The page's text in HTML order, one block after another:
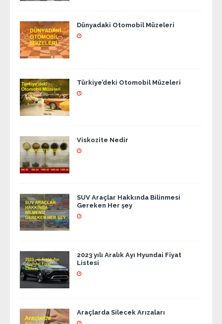
Dünyadaki Otomobil Müzeleri
Türkiye’deki Otomobil Müzeleri
Viskozite Nedir
SUV Araçlar Hakkında Bilinmesi
Gereken Her şey
2023 yılı Aralık Ayı Hyundai Fiyat
Listesi
Araçlarda Silecek Arızaları